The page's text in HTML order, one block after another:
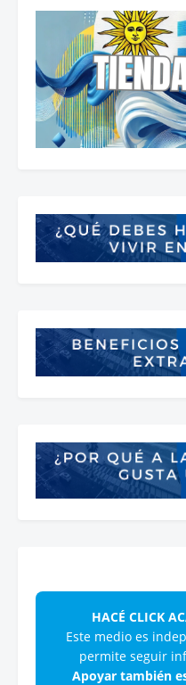
HACÉ CLICK
Este medio es
permite seguir
Apoyar también